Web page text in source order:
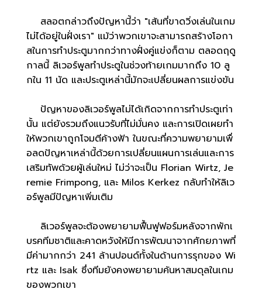
สลอตกล่าวถึงปัญหานี้ว่า "เส้นที่ขาดวิ่งเล่นในเกม
ไม่ได้อยู่ในฝั่งเรา" แม้ว่าพวกเขาจะสามารถสร้างโอกา
สในการทำประตูมากกว่าทางฝั่งคู่แข่งก็ตาม ตลอดฤดู
กาลนี้ ลิเวอร์พูลทำประตูในช่วงท้ายเกมมากถึง 10 ลู
กใน 11 นัด และประตูเหล่านี้มักจะเปลี่ยนผลการแข่งขัน
ปัญหาของลิเวอร์พูลไม่ได้เกิดจากการทำประตูเท่า
นั้น แต่ยังรวมถึงแนวรับที่ไม่มั่นคง และการเปิดเผยทำ
ให้พวกเขาถูกโจมตีค้างฟ้า ในขณะที่ความพยายามเพื่
อลดปัญหาเหล่านี้ด้วยการเปลี่ยนแผนการเล่นและการ
เสริมทัพด้วยผู้เล่นใหม่ ไม่ว่าจะเป็น Florian Wirtz, Je
remie Frimpong, และ Milos Kerkez กลับทำให้ลิเว
อร์พูลมีปัญหาเพิ่มเติม
ลิเวอร์พูลจะต้องพยายามฟื้นฟูฟอร์มหลังจากพักเ
บรคทีมชาติและคาดหวังให้มีการพัฒนาจากศักยภาพที่
มีค่ามากกว่า 241 ล้านปอนด์ทั้งในด้านการรุกของ Wi
rtz และ Isak ซึ่งทีมยังคงพยายามค้นหาสมดุลในเกม
ของพวกเขา